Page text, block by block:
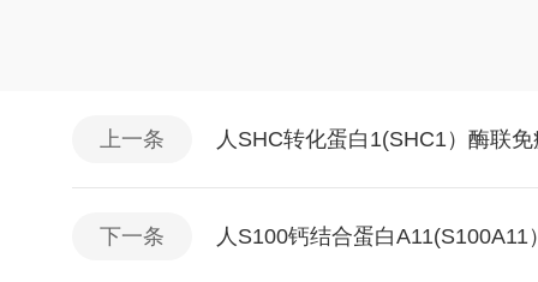
上一条 人SHC转化蛋白1(SHC1）酶联
下一条 人S100钙结合蛋白